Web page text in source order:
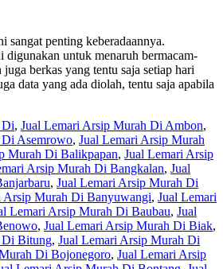
sangat penting keberadaannya.
digunakan untuk menaruh bermacam-
berkas yang tentu saja setiap hari
data yang ada diolah, tentu saja apabila
Di, Jual Lemari Arsip Murah Di Ambon,
Asemrowo, Jual Lemari Arsip Murah
Murah Di Balikpapan, Jual Lemari Arsip
Arsip Murah Di Bangkalan, Jual
, Jual Lemari Arsip Murah Di
Arsip Murah Di Banyuwangi, Jual Lemari
Lemari Arsip Murah Di Baubau, Jual
, Jual Lemari Arsip Murah Di Biak,
Di Bitung, Jual Lemari Arsip Murah Di
Di Bojonegoro, Jual Lemari Arsip